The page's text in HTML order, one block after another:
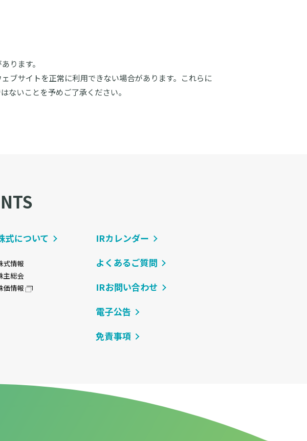
ります。
ブサイトを正常に利用できない場合があります。これらに
ないことを予めご了承ください。
式について
式情報
主総会
価情報
IRカレンダー
よくあるご質問
IRお問い合わせ
電子公告
免責事項